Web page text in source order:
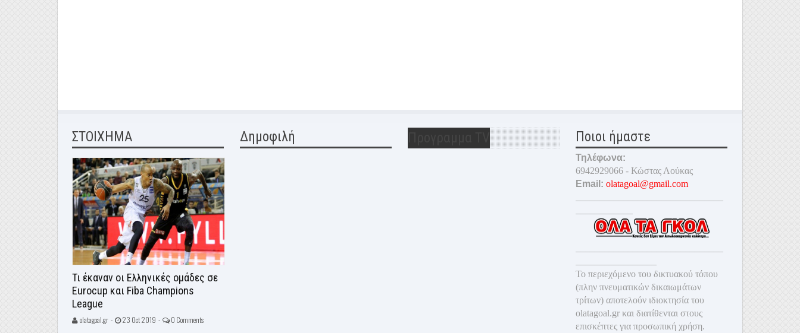
ΣΤΟΙΧΗΜΑ
Τι έκαναν οι Ελληνικές ομάδες σε
Eurocup και Fiba Champions
League
olatagoal.gr - 23 Oct 2019 - 0 Comments
Δημοφιλή Προγραμμα TV Ποιοι ήμαστε
Τηλέφωνα:
6942929066 - Κώστας Λούκας
Email: olatagoal@gmail.com
Το περιεχόμενο του δικτυακού τόπου
(πλην πνευματικών δικαιωμάτων
τρίτων) αποτελούν ιδιοκτησία του
olatagoal.gr και διατίθενται στους
επισκέπτες για προσωπική χρήση.